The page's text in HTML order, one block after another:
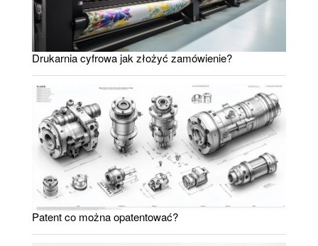
Drukarnia cyfrowa jak złożyć zamówienie?
Patent co można opatentować?